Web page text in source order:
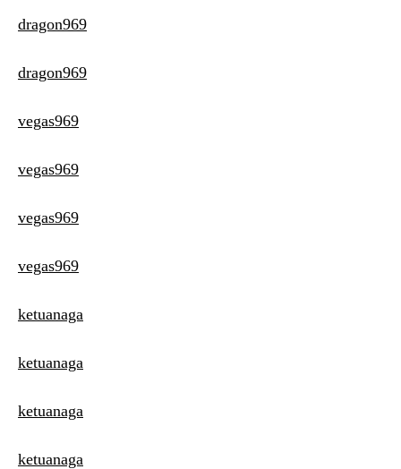
dragon969
dragon969
vegas969
vegas969
vegas969
vegas969
ketuanaga
ketuanaga
ketuanaga
ketuanaga